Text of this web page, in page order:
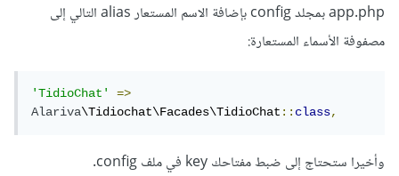
app.php بمجلد config بإضافة الاسم المستعار alias التالي إلى
مصفوفة الأسماء المستعارة:
'TidioChat'
=>
Alariva\Tidiochat\Facades\TidioChat::class,
وأخيرا ستحتاج إلى ضبط مفتاحك key في ملف config.